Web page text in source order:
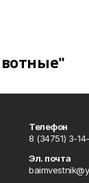
Телефон
8 (34751) 3-
Эл. почта